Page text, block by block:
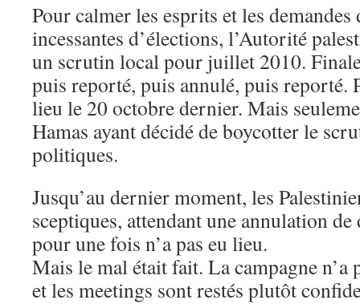
Pour calmer les esprits et les demandes
incessantes d’élections, l’Autorité
un scrutin local pour juillet 2010.
puis reporté, puis annulé, puis reporté.
lieu le 20 octobre dernier. Mais
Hamas ayant décidé de boycotter le
politiques.
Jusqu’au dernier moment, les
sceptiques, attendant une annulation
pour une fois n’a pas eu lieu.
Mais le mal était fait. La campagne n’a
et les meetings sont restés plutôt